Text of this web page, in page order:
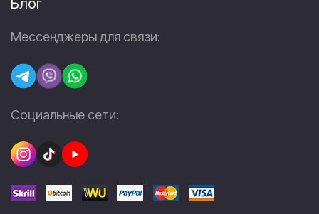
Блог
Мессенджеры для связи:
Социальные сети: